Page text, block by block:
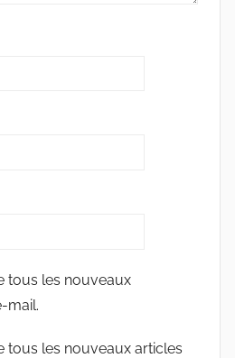
tous les nouveaux
mail.
tous les nouveaux articles